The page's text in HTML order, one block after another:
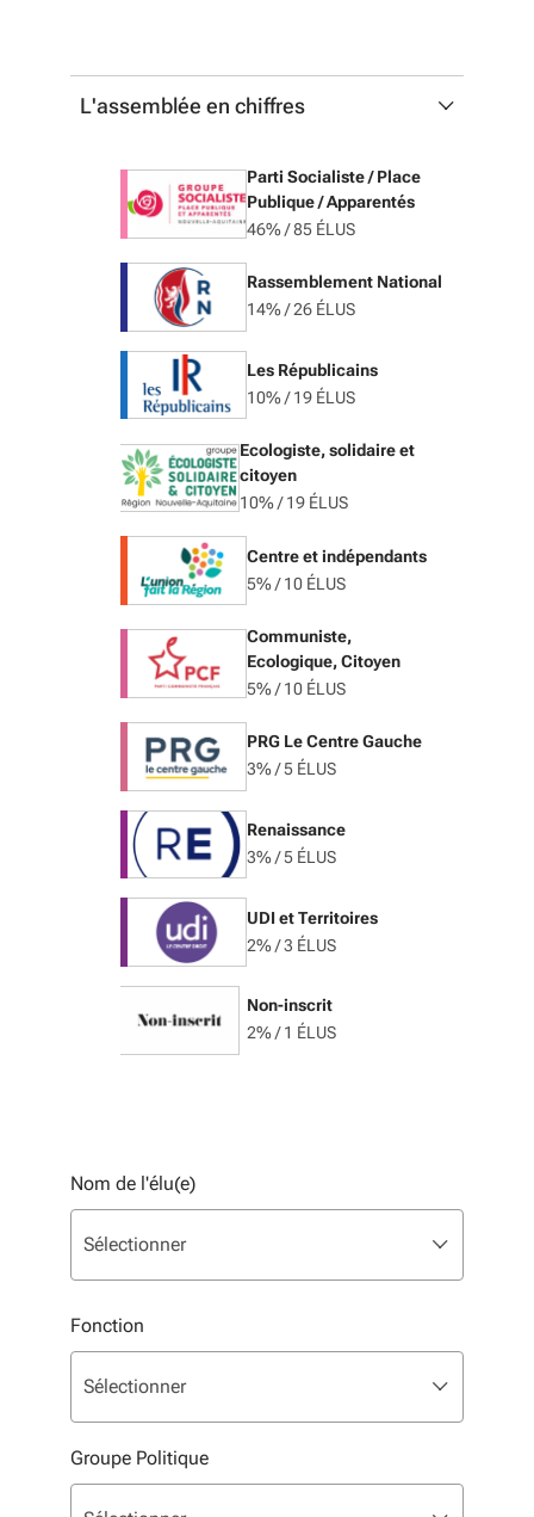
L'assemblée en chiffres
Parti Socialiste / Place
Publique / Apparentés
46% / 85 ÉLUS
Rassemblement National
14% / 26 ÉLUS
Les Républicains
10% / 19 ÉLUS
Ecologiste, solidaire et
citoyen
10% / 19 ÉLUS
Centre et indépendants
5% / 10 ÉLUS
Communiste,
Ecologique, Citoyen
5% / 10 ÉLUS
PRG Le Centre Gauche
3% / 5 ÉLUS
Renaissance
3% / 5 ÉLUS
UDI et Territoires
2% / 3 ÉLUS
Non-inscrit
2% / 1 ÉLUS
Nom de l'élu(e)
Sélectionner
Fonction
Sélectionner
Groupe Politique